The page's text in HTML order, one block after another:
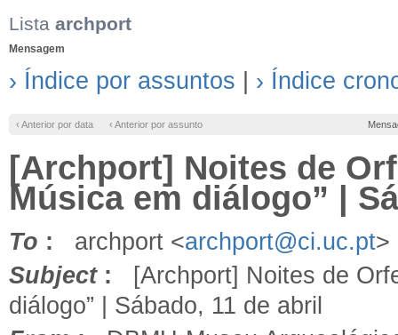
Lista archport
Mensagem
› Índice por assuntos › Índice
‹ Anterior por data ‹ Anterior por assunto
[Archport] Noites de
Música em diálogo” |
To : archport <archport@ci.uc.pt>
Subject: [Archport] Noites de
diálogo” | Sábado, 11 de abril